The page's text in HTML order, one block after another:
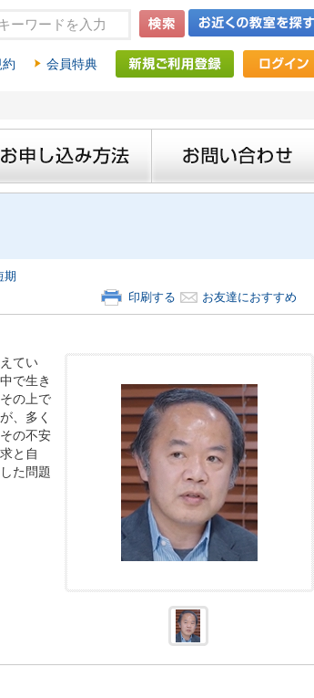
会員特典
期
印刷する
お友達におすすめ
てい
で生き
の上で
、多く
の不安
と自
た問題